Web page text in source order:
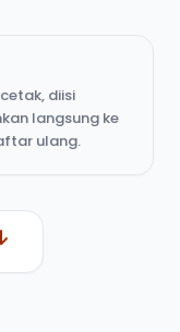
diisi
langsung ke
ulang.